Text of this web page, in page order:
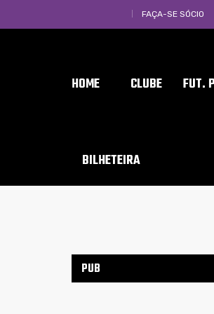
FAÇA-SE SÓCIO
HOME CLUBE FUT.
BILHETEIRA
PUB